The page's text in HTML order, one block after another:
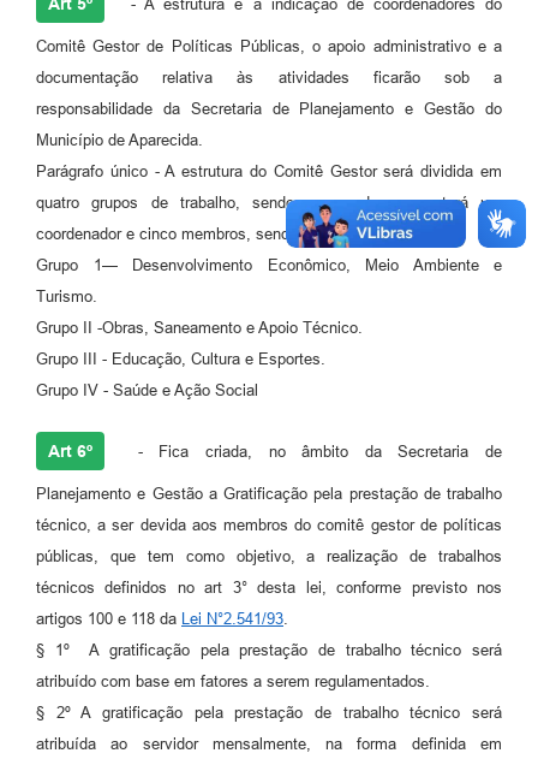
- A estrutura e a indicação de coordenadores do
Comitê Gestor de Políticas Públicas, o apoio administrativo e a
documentação relativa às atividades ficarão sob a
responsabilidade da Secretaria de Planejamento e Gestão do
Município de Aparecida.
Parágrafo único - A estrutura do Comitê Gestor será dividida em
quatro grupos de trabalho, sendo que cada grupo terá um
coordenador e cinco membros, sendo:
Grupo 1— Desenvolvimento Econômico, Meio Ambiente e
Turismo.
Grupo II -Obras, Saneamento e Apoio Técnico.
Grupo III - Educação, Cultura e Esportes.
Grupo IV - Saúde e Ação Social
Art 6º - Fica criada, no âmbito da Secretaria de
Planejamento e Gestão a Gratificação pela prestação de trabalho
técnico, a ser devida aos membros do comitê gestor de políticas
públicas, que tem como objetivo, a realização de trabalhos
técnicos definidos no art 3° desta lei, conforme previsto nos
artigos 100 e 118 da Lei N°2.541/93.
§ 1º A gratificação pela prestação de trabalho técnico será
atribuído com base em fatores a serem regulamentados.
§ 2º A gratificação pela prestação de trabalho técnico será
atribuída ao servidor mensalmente, na forma definida em